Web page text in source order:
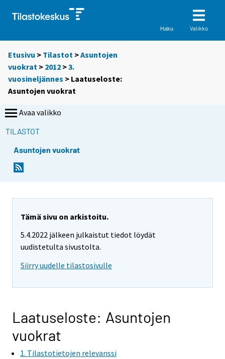
Haku Valikko
Etusivu > Tilastot >Asuntojen
vuokrat > 2012 >3.
vuosineljännes > Laatuseloste:
Asuntojen vuokrat
Avaa valikko
TILASTOT
Asuntojen vuokrat
Tämä sivu on arkistoitu.
5.4.2022 jälkeen julkaistut tiedot löydät
uudistetulta sivustolta.
Siirry uudelle tilastosivulle
Laatuseloste: Asuntojen
vuokrat
1. Tilastotietojen relevanssi